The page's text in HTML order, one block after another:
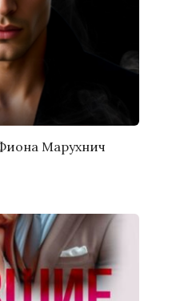
Марухнич